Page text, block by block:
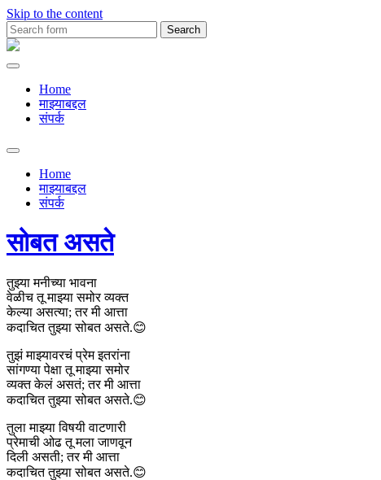
Skip to the content
Search
for:Premachya
Home
माझ्याबद्दल
संपर्क
Toggle
search
field
Home
माझ्याबद्दल
संपर्क
सोबत असते
तुझ्या मनीच्या भावना
वेळीच तू माझ्या समोर व्यक्त
केल्या असत्या; तर मी आत्ता
कदाचित तुझ्या सोबत असते.😊
तुझं माझ्यावरचं प्रेम इतरांना
सांगण्या पेक्षा तू माझ्या समोर
व्यक्त केलं असतं; तर मी आत्ता
कदाचित तुझ्या सोबत असते.😊
तुला माझ्या विषयी वाटणारी
प्रेमाची ओढ तू मला जाणवून
दिली असती; तर मी आत्ता
कदाचित तुझ्या सोबत असते.😊